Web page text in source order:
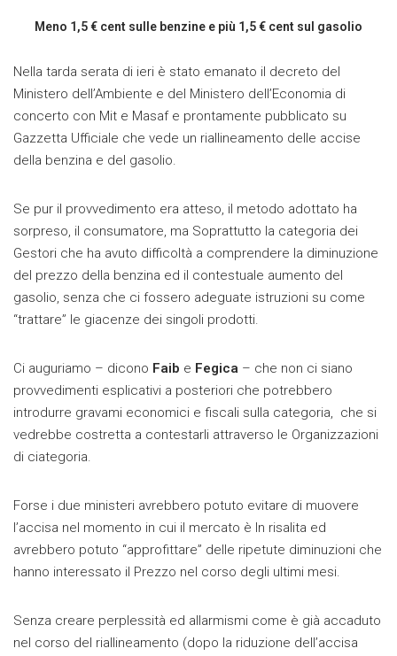
Meno 1,5 € cent sulle benzine e più 1,5 € cent sul gasolio
Nella tarda serata di ieri è stato emanato il decreto del
Ministero dell’Ambiente e del Ministero dell’Economia di
concerto con Mit e Masaf e prontamente pubblicato su
Gazzetta Ufficiale che vede un riallineamento delle accise
della benzina e del gasolio.
Se pur il provvedimento era atteso, il metodo adottato ha
sorpreso, il consumatore, ma Soprattutto la categoria dei
Gestori che ha avuto difficoltà a comprendere la diminuzione
del prezzo della benzina ed il contestuale aumento del
gasolio, senza che ci fossero adeguate istruzioni su come
“trattare” le giacenze dei singoli prodotti.
Ci auguriamo – dicono Faib e Fegica – che non ci siano
provvedimenti esplicativi a posteriori che potrebbero
introdurre gravami economici e fiscali sulla categoria, che si
vedrebbe costretta a contestarli attraverso le Organizzazioni
di ciategoria.
Forse i due ministeri avrebbero potuto evitare di muovere
l’accisa nel momento in cui il mercato è In risalita ed
avrebbero potuto “approfittare” delle ripetute diminuzioni che
hanno interessato il Prezzo nel corso degli ultimi mesi.
Senza creare perplessità ed allarmismi come è già accaduto
nel corso del riallineamento (dopo la riduzione dell’accisa